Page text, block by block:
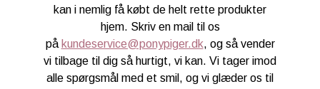
kan i nemlig få købt de helt rette produkter
hjem. Skriv en mail til os
på kundeservice@ponypiger.dk, og så vender
vi tilbage til dig så hurtigt, vi kan. Vi tager imod
alle spørgsmål med et smil, og vi glæder os til